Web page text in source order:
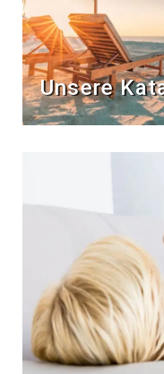
Unsere